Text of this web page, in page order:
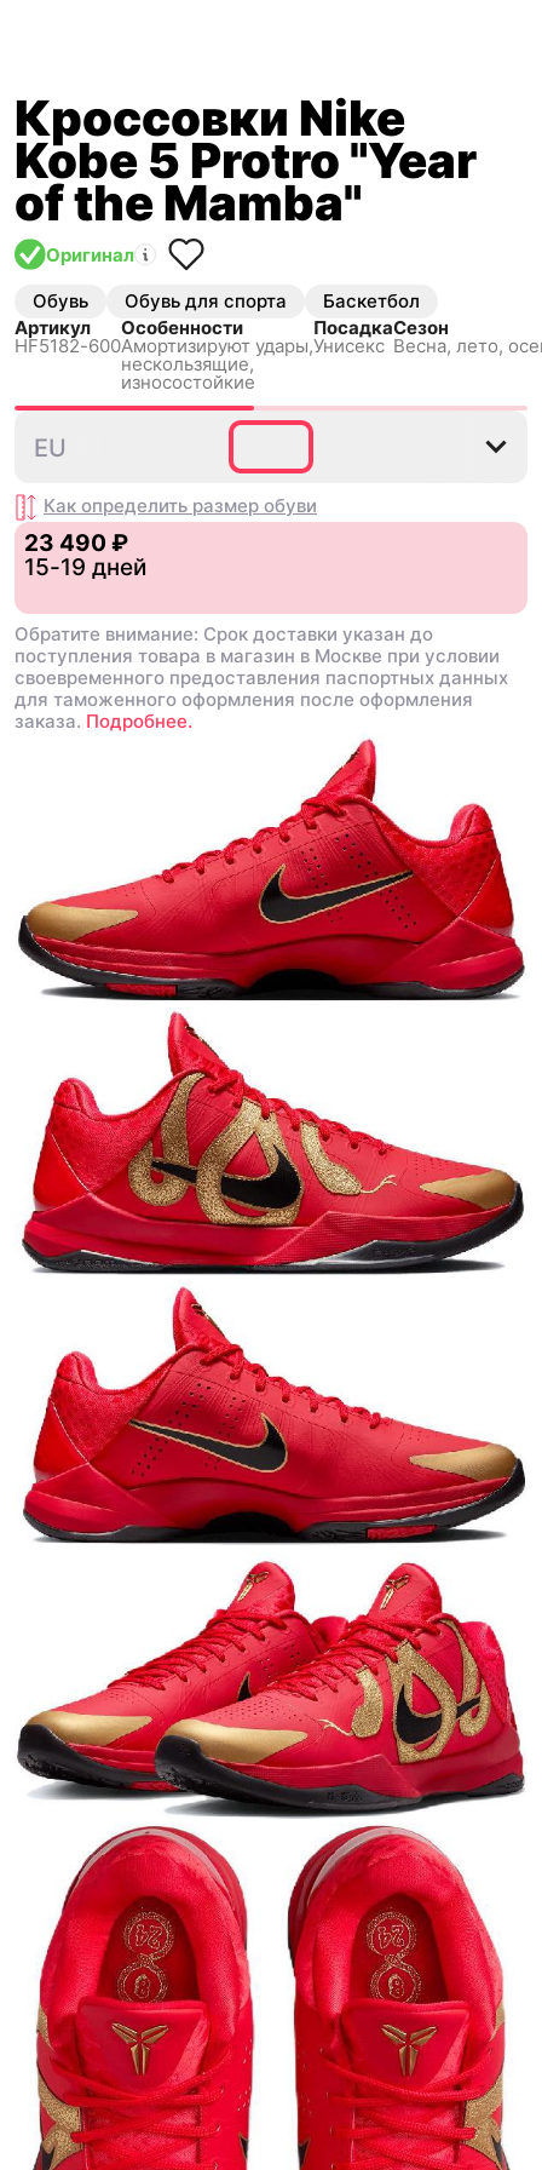
Кроссовки Nike
Kobe 5 Protro "Year
of the Mamba"
Оригинал
Обувь Обувь для спорта
Баскетбол
Артикул
HF5182-600
Особенности
Амортизируют удары,
нескользящиe,
износостойкие
Посадка
Унисекс
Сезон
Весна, лето,
42
EU
Как определить размер обуви
23 490 ₽
15-19 дней
Обратите внимание: Срок доставки указан до
поступления товара в магазин в Москве при условии
своевременного предоставления паспортных данных
для таможенного оформления после оформления
заказа. Подробнее.